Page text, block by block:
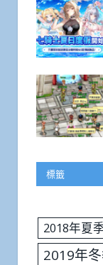
標籤
2018年夏
2019年